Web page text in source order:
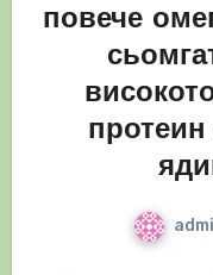
повече
протеин